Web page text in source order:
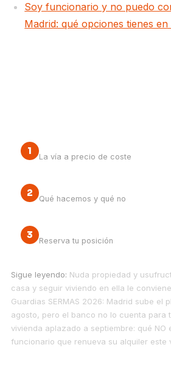
Soy funcionario y no puedo
Madrid: qué opciones tienes en
1
La vía a precio de coste
2
Qué hacemos y qué no
3
Reserva tu posición
Sigue leyendo: Nuda propiedad y
casa y seguir viviendo en ella le
Guardias SERMAS 2026: Madrid sube el
agosto, pero el banco no lo cuenta para
vivienda aplazado a septiembre: qué NO
funcionario que renueva su alquiler este